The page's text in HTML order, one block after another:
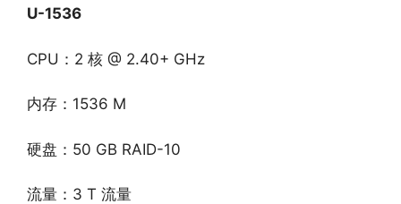
U-1536
CPU：2 核 @ 2.40+ GHz
内存：1536 M
硬盘：50 GB RAID-10
流量：3 T 流量